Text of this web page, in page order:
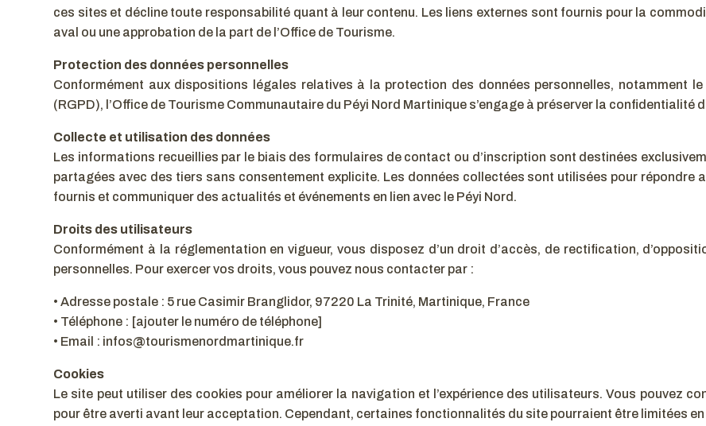
ces sites et décline toute responsabilité quant à leur contenu. Les liens externes sont fournis pour la
aval ou une approbation de la part de l’Office de Tourisme.
Protection des données personnelles
Conformément aux dispositions légales relatives à la protection des données personnelles, notamment
(RGPD), l’Office de Tourisme Communautaire du Péyi Nord Martinique s’engage à préserver la
Collecte et utilisation des données
Les informations recueillies par le biais des formulaires de contact ou d’inscription sont destinées
partagées avec des tiers sans consentement explicite. Les données collectées sont utilisées pour répondre
fournis et communiquer des actualités et événements en lien avec le Péyi Nord.
Droits des utilisateurs
Conformément à la réglementation en vigueur, vous disposez d’un droit d’accès, de rectification,
personnelles. Pour exercer vos droits, vous pouvez nous contacter par :
• Adresse postale : 5 rue Casimir Branglidor, 97220 La Trinité, Martinique, France
• Téléphone : [ajouter le numéro de téléphone]
• Email : infos@tourismenordmartinique.fr
Cookies
Le site peut utiliser des cookies pour améliorer la navigation et l’expérience des utilisateurs. Vous pouvez
pour être averti avant leur acceptation. Cependant, certaines fonctionnalités du site pourraient être limitées